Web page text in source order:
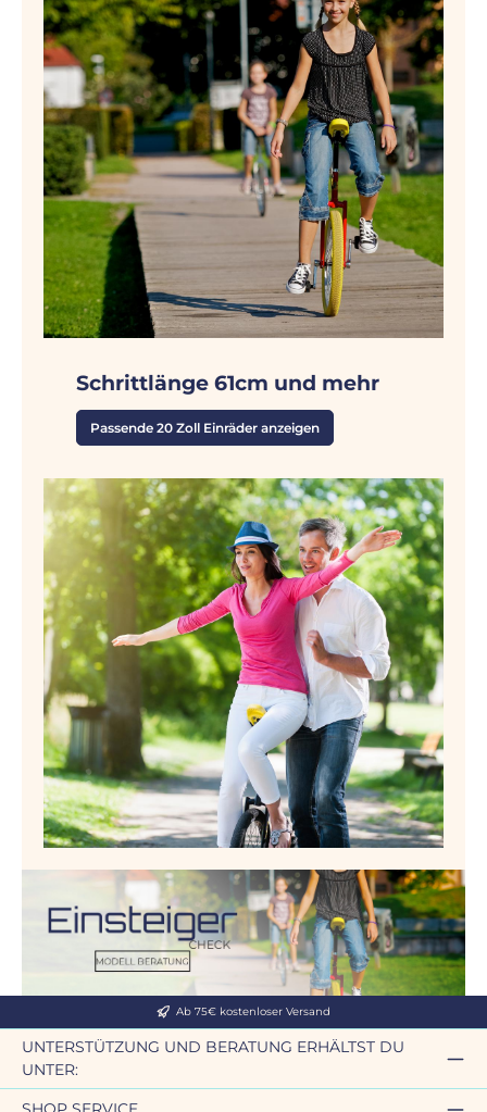
Schrittlänge 61cm und mehr
Passende 20 Zoll Einräder anzeigen
Ab 75€ kostenloser Versand
UNTERSTÜTZUNG UND BERATUNG ERHÄLTST DU
UNTER: